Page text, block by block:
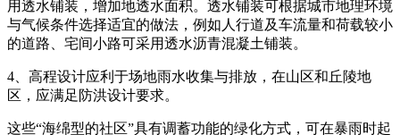
用透水铺装，增加地透水面积。透水铺装可根据城市地理环境
与气候条件选择适宜的做法，例如人行道及车流量和荷载较小
的道路、宅间小路可采用透水沥青混凝土铺装。
4、高程设计应利于场地雨水收集与排放，在山区和丘陵地
区，应满足防洪设计要求。
这些“海绵型的社区”具有调蓄功能的绿化方式，可在暴雨时起